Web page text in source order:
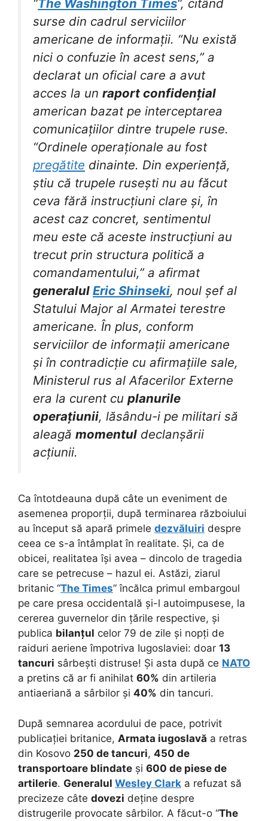
“The Washington Times“, citând
surse din cadrul serviciilor
americane de informații. “Nu există
nici o confuzie în acest sens,” a
declarat un oficial care a avut
acces la un raport confidențial
american bazat pe interceptarea
comunicațiilor dintre trupele ruse.
“Ordinele operaționale au fost
pregătite dinainte. Din experiență,
știu că trupele rusești nu au făcut
ceva fără instrucțiuni clare și, în
acest caz concret, sentimentul
meu este că aceste instrucțiuni au
trecut prin structura politică a
comandamentului,” a afirmat
generalul Eric Shinseki, noul șef al
Statului Major al Armatei terestre
americane. În plus, conform
serviciilor de informații americane
și în contradicție cu afirmațiile sale,
Ministerul rus al Afacerilor Externe
era la curent cu planurile
operațiunii, lăsându-i pe militari să
aleagă momentul declanșării
acțiunii.
Ca întotdeauna după câte un eveniment de
asemenea proporții, după terminarea războiului
au început să apară primele dezvăluiri despre
ceea ce s-a întâmplat în realitate. Și, ca de
obicei, realitatea își avea – dincolo de tragedia
care se petrecuse – hazul ei. Astăzi, ziarul
britanic “The Times” încălca primul embargoul
pe care presa occidentală și-l autoimpusese, la
cererea guvernelor din țările respective, și
publica bilanțul celor 79 de zile și nopți de
raiduri aeriene împotriva Iugoslaviei: doar 13
tancuri sârbești distruse! Și asta după ce NATO
a pretins că ar fi anihilat 60% din artileria
antiaeriană a sârbilor și 40% din tancuri.
După semnarea acordului de pace, potrivit
publicației britanice, Armata iugoslavă a retras
din Kosovo 250 de tancuri, 450 de
transportoare blindate și 600 de piese de
artilerie. Generalul Wesley Clark a refuzat să
precizeze câte dovezi deține despre
distrugerile provocate sârbilor. A făcut-o “The